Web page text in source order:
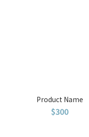
Product Name
$300